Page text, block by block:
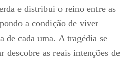
e distribui o reino entre as
a condição de viver
de cada uma. A tragédia se
descobre as reais intenções de